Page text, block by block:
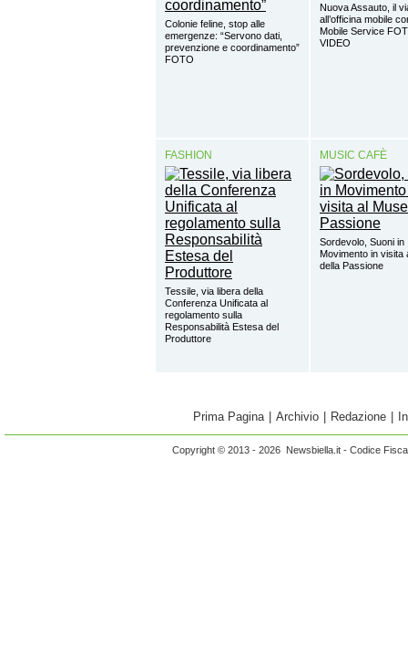
Colonie feline, stop alle
emergenze: “Servono dati,
prevenzione e coordinamento”
FOTO
Nuova Assauto, il
all’officina mobile
Mobile Service
VIDEO
FASHION
Tessile, via libera della
Conferenza Unificata al
regolamento sulla
Responsabilità Estesa del
Produttore
MUSIC CAFÈ
Sordevolo, Suoni in
Movimento in visita
della Passione
Prima Pagina | Archivio | Redazione |
Copyright © 2013 - 2026 Newsbiella.it - Codice